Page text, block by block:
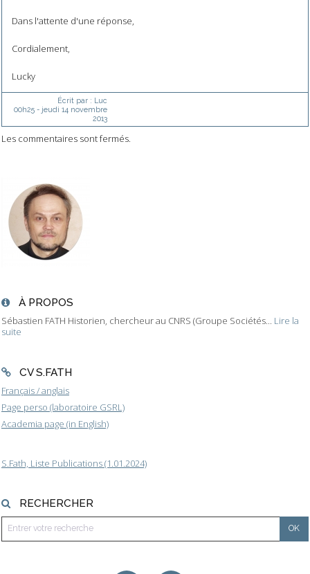
À PROPOS
Sébastien FATH Historien, chercheur au CNRS (Groupe Sociétés... Lire la
suite
CV S.FATH
Français / anglais
Page perso (laboratoire GSRL)
Academia page (in English)
S.Fath, Liste Publications (1.01.2024)
RECHERCHER
Dans l'attente d'une réponse,
Cordialement,
Lucky
Écrit par :
Luc
00h25- jeudi 14 novembre
2013
Les commentaires sont fermés.